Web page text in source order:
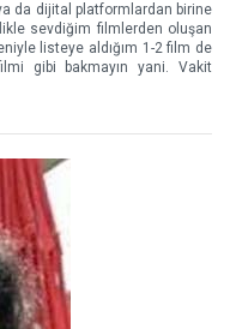
da dijital platformlardan birine
sevdiğim filmlerden oluşan
listeye aldığım 1-2 film de
gibi bakmayın yani. Vakit